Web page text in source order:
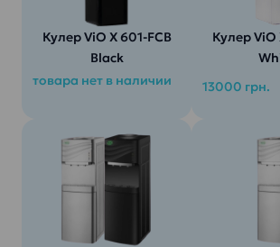
Кулер ViO X 601-FCB
Black
товара нет в наличии
Кулер ViO
13000 грн.